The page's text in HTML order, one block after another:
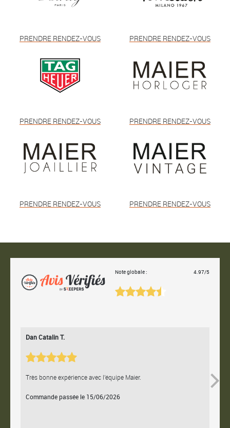
PRENDRE RENDEZ-VOUS PRENDRE RENDEZ-VOUS
PRENDRE RENDEZ-VOUS PRENDRE RENDEZ-VOUS
PRENDRE RENDEZ-VOUS PRENDRE RENDEZ-VOUS
Note globale : 4.97/5
Dan Catalin T.
Très bonne expérience avec l'équipe Maier.
Commande passée le 15/06/2026